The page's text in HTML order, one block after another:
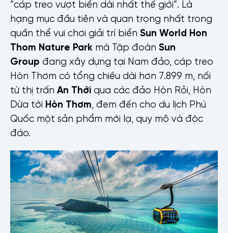
“cáp treo vượt biển dài nhất thế giới”. Là
hạng mục đầu tiên và quan trọng nhất trong
quần thể vui chơi giải trí biển Sun World Hon
Thom Nature Park mà Tập đoàn Sun
Group đang xây dựng tại Nam đảo, cáp treo
Hòn Thơm có tổng chiều dài hơn 7.899 m, nối
từ thị trấn An Thới qua các đảo Hòn Rỏi, Hòn
Dừa tới Hòn Thơm , đem đến cho du lịch Phú
Quốc một sản phẩm mới lạ, quy mô và độc
đáo.